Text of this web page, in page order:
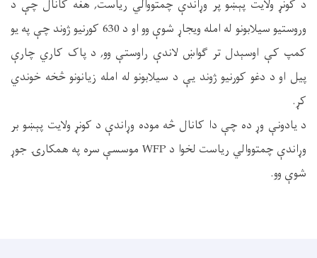
د کونړ ولایت پېښو پر وړاندې چمتووالي ریاست, هغه کانال چې د
وروستیو سیلابونو له امله ویجاړ شوې وو او د 630 کورنیو ژوند چې په یو
کمپ کې اوسېدل تر ګواښ لاندې راوستې وو, د پاک کاري چارې
پیل او د دغو کورنیو ژوند یې د سیلابونو له امله زیانونو څخه خوندي
کړ.
د یادونې وړ ده چې دا کانال څه موده وړاندې د کونړ ولایت پېښو بر
وړاندې چمتووالي ریاست لخوا د WFP موسسې سره په همکارۍ جوړ
شوې وو.